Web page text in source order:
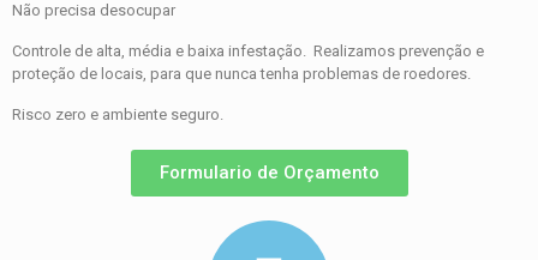
Não precisa desocupar
Controle de alta, média e baixa infestação. Realizamos prevenção e
proteção de locais, para que nunca tenha problemas de roedores.
Risco zero e ambiente seguro.
Formulario de Orçamento